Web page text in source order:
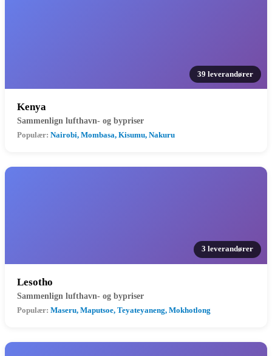
39 leverandører
Kenya
Sammenlign lufthavn- og bypriser
Populær: Nairobi, Mombasa, Kisumu, Nakuru
3 leverandører
Lesotho
Sammenlign lufthavn- og bypriser
Populær: Maseru, Maputsoe, Teyateyaneng, Mokhotlong